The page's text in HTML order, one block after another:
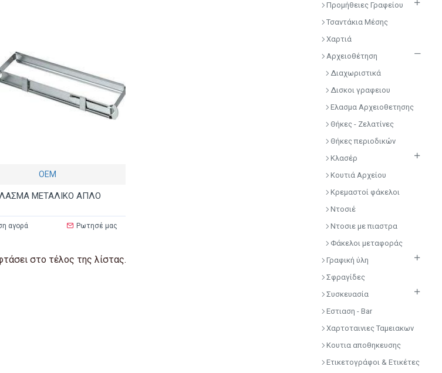
ΟΕΜ
ΜΕΤΑΛΙΚΟ ΑΠΛΟ
αγορά Ρωτησέ μας
στο τέλος της λίστας.
Προμήθειες Γραφείου
Τσαντάκια Μέσης
Χαρτιά
Αρχειοθέτηση
Διαχωριστικά
Δισκοι γραφειου
Ελασμα Αρχειοθετησης
Θήκες - Ζελατίνες
Θήκες περιοδικών
Κλασέρ
Κουτιά Αρχείου
Κρεμαστοί φάκελοι
Ντοσιέ
Ντοσιε με πιαστρα
Φάκελοι μεταφοράς
Γραφική ύλη
Σφραγίδες
Συσκευασία
Εστιαση - Bar
Χαρτοταινιες Ταμειακων
Κουτια αποθηκευσης
Ετικετογράφοι & Ετικέτες